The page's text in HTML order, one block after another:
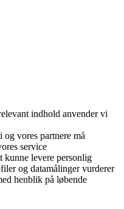
indhold anvender vi
og vores partnere må
service
kunne levere personlig
og datamålinger vurderer
henblik på løbende